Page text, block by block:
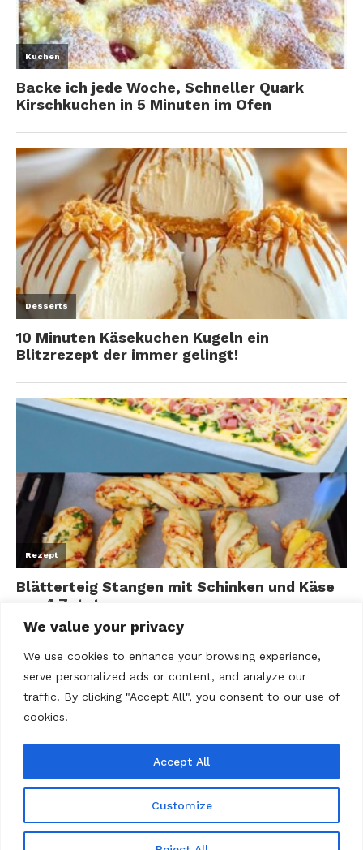
We value your privacy
We use cookies to enhance your browsing experience,
serve personalized ads or content, and analyze our
traffic. By clicking "Accept All", you consent to our use of
cookies.
Customize
Accept All
Kontakt
Privacy policy Terms Of Use Über uns
@2020 - All Right Reserved. Rezepte Home